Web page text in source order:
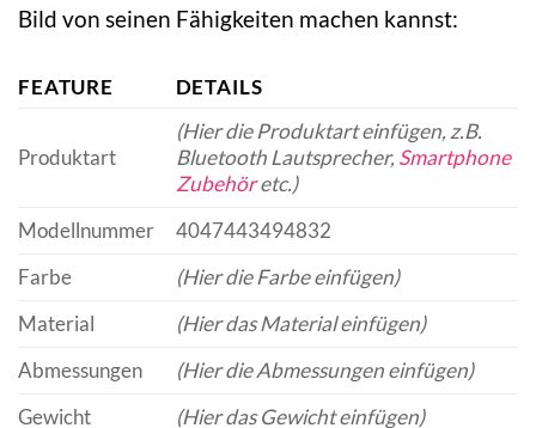
Bild von seinen Fähigkeiten machen kannst:
FEATURE DETAILS
Produktart
(Hier die Produktart einfügen, z.B.
Bluetooth Lautsprecher, Smartphone
Zubehöretc.)
Modellnummer
4047443494832
Farbe
(Hier die Farbe einfügen)
Material
(Hier das Material einfügen)
Abmessungen
(Hier die Abmessungen einfügen)
Gewicht
(Hier das Gewicht einfügen)